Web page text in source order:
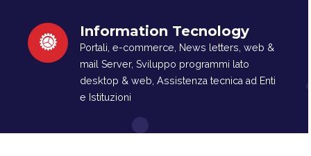
Information Tecnology
Portali, e-commerce, News letters, web &
mail Server, Sviluppo programmi lato
desktop & web, Assistenza tecnica ad Enti
e Istituzioni